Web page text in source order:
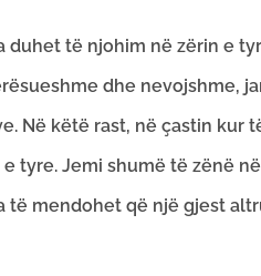
të njohim në zërin e
dhe nevojshme,
Në këtë rast, në çastin kur
tyre. Jemi shumë të zënë
të mendohet që një gjest